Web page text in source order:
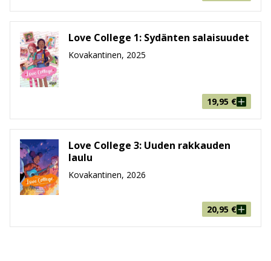
Love College 1: Sydänten salaisuudet
Kovakantinen, 2025
19,95 €
Love College 3: Uuden rakkauden
laulu
Kovakantinen, 2026
20,95 €